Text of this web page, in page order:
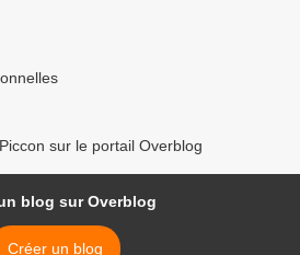
sur le portail Overblog
blog sur Overblog
Créer un blog